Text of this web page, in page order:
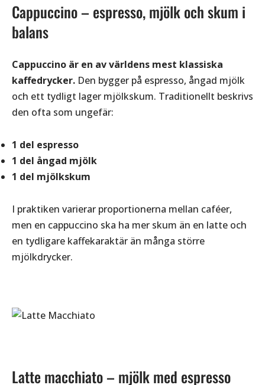
Cappuccino – espresso, mjölk och skum i
balans
Cappuccino är en av världens mest klassiska
kaffedrycker. Den bygger på espresso, ångad mjölk
och ett tydligt lager mjölkskum. Traditionellt beskrivs
den ofta som ungefär:
1 del espresso
1 del ångad mjölk
1 del mjölkskum
I praktiken varierar proportionerna mellan caféer,
men en cappuccino ska ha mer skum än en latte och
en tydligare kaffekaraktär än många större
mjölkdrycker.
Latte macchiato – mjölk med espresso